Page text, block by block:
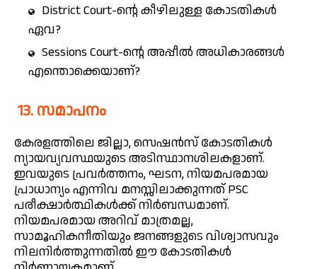
District Court-ന്റെ കീഴിലുള്ള കോടതികൾ
ഏവ?
Sessions Court-ന്റെ അപ്പീൽ അധികാരങ്ങൾ
എന്തൊക്കെയാണ്?
13. സമാപനം
കേരളത്തിലെ ജില്ലാ, സെഷൻസ് കോടതികൾ
ന്യായവ്യവസ്ഥയുടെ അടിസ്ഥാനശിലകളാണ്.
ഇവയുടെ പ്രവർത്തനം, ഘടന, നിയമപരമായ
പ്രാധാന്യം എന്നിവ മനസ്സിലാക്കുന്നത് PSC
പരീക്ഷാർത്ഥികൾക്ക് നിർബന്ധമാണ്.
നിയമപരമായ അറിവ് മാത്രമല്ല,
സാമൂഹികനീതിയും ജനങ്ങളുടെ വിശ്വാസവും
നിലനിർത്തുന്നതിൽ ഈ കോടതികൾ